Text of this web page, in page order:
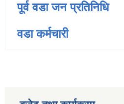
पूर्व वडा जन प्रतिनिधि
वडा कर्मचारी